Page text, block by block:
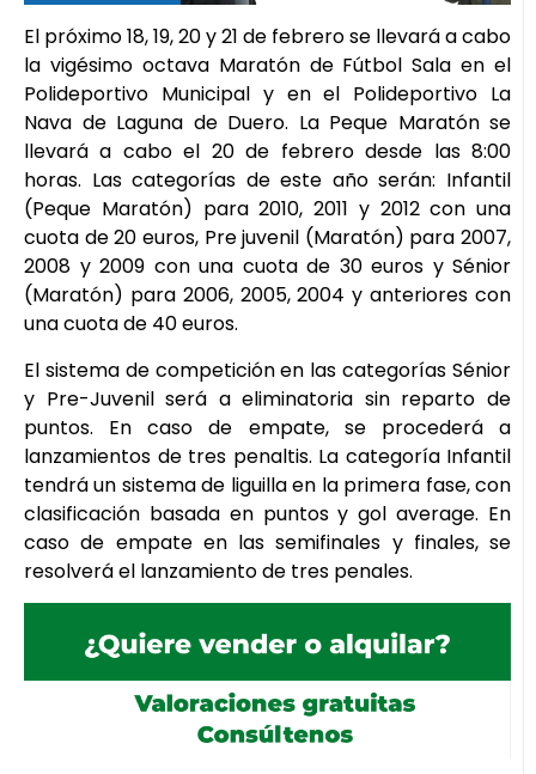
El próximo 18, 19, 20 y 21 de febrero se llevará a cabo
la vigésimo octava Maratón de Fútbol Sala en el
Polideportivo Municipal y en el Polideportivo La
Nava de Laguna de Duero. La Peque Maratón se
llevará a cabo el 20 de febrero desde las 8:00
horas. Las categorías de este año serán: Infantil
(Peque Maratón) para 2010, 2011 y 2012 con una
cuota de 20 euros, Pre juvenil (Maratón) para 2007,
2008 y 2009 con una cuota de 30 euros y Sénior
(Maratón) para 2006, 2005, 2004 y anteriores con
una cuota de 40 euros.
El sistema de competición en las categorías Sénior
y Pre-Juvenil será a eliminatoria sin reparto de
puntos. En caso de empate, se procederá a
lanzamientos de tres penaltis. La categoría Infantil
tendrá un sistema de liguilla en la primera fase, con
clasificación basada en puntos y gol average. En
caso de empate en las semifinales y finales, se
resolverá el lanzamiento de tres penales.